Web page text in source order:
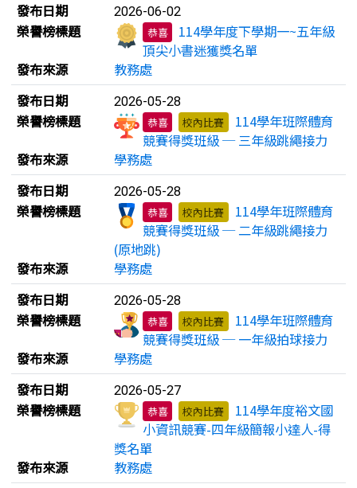
發布日期
2026-06-02
榮譽榜標題 恭喜
114學年度下學期一~五年級
頂尖小書迷獲獎名單
發布來源
教務處
發布日期
2026-05-28
榮譽榜標題 恭喜 校內比賽
114學年班際體育
競賽得獎班級 ─ 三年級跳繩接力
發布來源
學務處
發布日期
2026-05-28
榮譽榜標題 恭喜 校內比賽
114學年班際體育
競賽得獎班級 ─ 二年級跳繩接力
(原地跳)
發布來源
學務處
發布日期
2026-05-28
榮譽榜標題 恭喜 校內比賽
114學年班際體育
競賽得獎班級 ─ 一年級拍球接力
發布來源
學務處
發布日期
2026-05-27
榮譽榜標題 恭喜 校內比賽
114學年度裕文國
小資訊競賽-四年級簡報小達人-得
獎名單
發布來源
教務處